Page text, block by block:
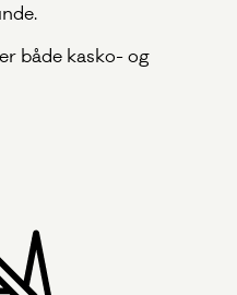
både kasko- og